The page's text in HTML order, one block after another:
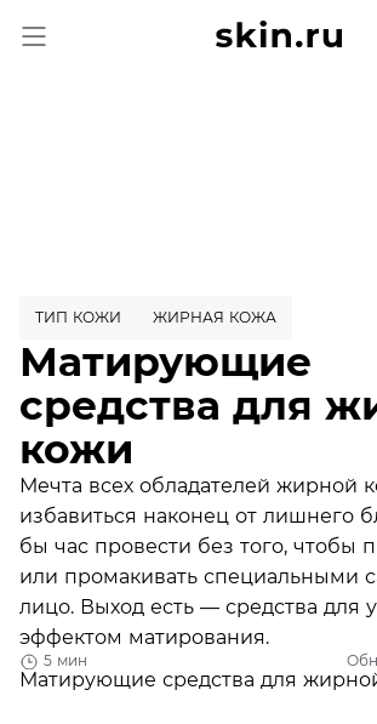
5 мин
ТИП КОЖИ ЖИРНАЯ КОЖА
Матирующие
средства для
кожи
Мечта всех обладателей жирной
избавиться наконец от лишнего
бы час провести без того, чтобы
или промакивать специальными
лицо. Выход есть — средства для
эффектом матирования.